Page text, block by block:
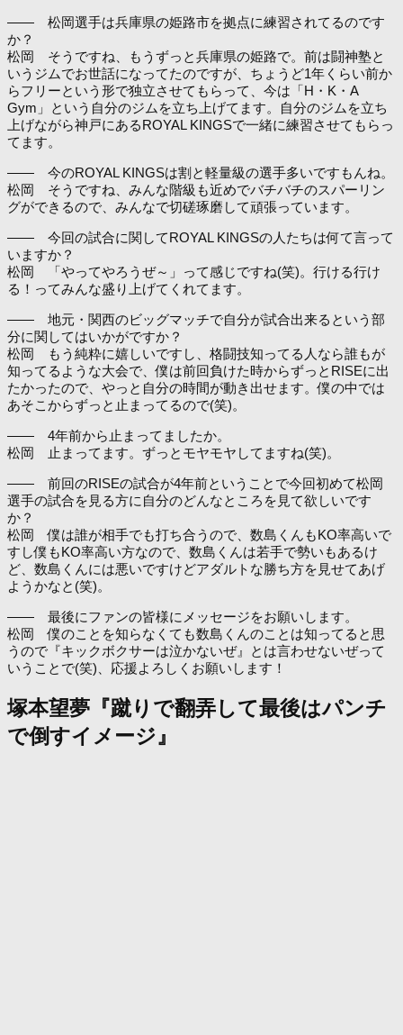
―― 松岡選手は兵庫県の姫路市を拠点に練習されてるのです
か？
松岡 そうですね、もうずっと兵庫県の姫路で。前は闘神塾と
いうジムでお世話になってたのですが、ちょうど1年くらい前か
らフリーという形で独立させてもらって、今は「H・K・A
Gym」という自分のジムを立ち上げてます。自分のジムを立ち
上げながら神戸にあるROYAL KINGSで一緒に練習させてもらっ
てます。
―― 今のROYAL KINGSは割と軽量級の選手多いですもんね。
松岡 そうですね、みんな階級も近めでバチバチのスパーリン
グができるので、みんなで切磋琢磨して頑張っています。
―― 今回の試合に関してROYAL KINGSの人たちは何て言って
いますか？
松岡 「やってやろうぜ～」って感じですね(笑)。行ける行け
る！ってみんな盛り上げてくれてます。
―― 地元・関西のビッグマッチで自分が試合出来るという部
分に関してはいかがですか？
松岡 もう純粋に嬉しいですし、格闘技知ってる人なら誰もが
知ってるような大会で、僕は前回負けた時からずっとRISEに出
たかったので、やっと自分の時間が動き出せます。僕の中では
あそこからずっと止まってるので(笑)。
―― 4年前から止まってましたか。
松岡 止まってます。ずっとモヤモヤしてますね(笑)。
―― 前回のRISEの試合が4年前ということで今回初めて松岡
選手の試合を見る方に自分のどんなところを見て欲しいです
か？
松岡 僕は誰が相手でも打ち合うので、数島くんもKO率高いで
すし僕もKO率高い方なので、数島くんは若手で勢いもあるけ
ど、数島くんには悪いですけどアダルトな勝ち方を見せてあげ
ようかなと(笑)。
―― 最後にファンの皆様にメッセージをお願いします。
松岡 僕のことを知らなくても数島くんのことは知ってると思
うので『キックボクサーは泣かないぜ』とは言わせないぜって
いうことで(笑)、応援よろしくお願いします！
塚本望夢『蹴りで翻弄して最後はパンチ
で倒すイメージ』